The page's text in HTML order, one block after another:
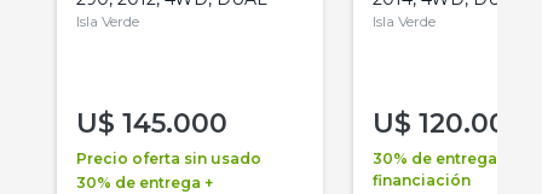
Isla Verde
U$ 145.000
Precio oferta sin usado
30% de entrega +
Isla Verde
U$ 120.000
30% de entrega +
financiación